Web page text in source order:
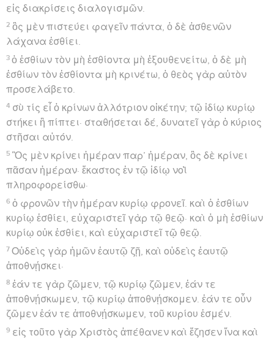
εἰς διακρίσεις διαλογισμῶν.
2 ὃς μὲν πιστεύει φαγεῖν πάντα, ὁ δὲ ἀσθενῶν
λάχανα ἐσθίει.
3 ὁ ἐσθίων τὸν μὴ ἐσθίοντα μὴ ἐξουθενείτω, ὁ δὲ μὴ
ἐσθίων τὸν ἐσθίοντα μὴ κρινέτω, ὁ θεὸς γὰρ αὐτὸν
προσελάβετο.
4 σὺ τίς εἶ ὁ κρίνων ἀλλότριον οἰκέτην; τῷ ἰδίῳ κυρίῳ
στήκει ἢ πίπτει· σταθήσεται δέ, δυνατεῖ γὰρ ὁ κύριος
στῆσαι αὐτόν.
5 Ὃς μὲν κρίνει ἡμέραν παρ’ ἡμέραν, ὃς δὲ κρίνει
πᾶσαν ἡμέραν· ἕκαστος ἐν τῷ ἰδίῳ νοῒ
πληροφορείσθω·
6 ὁ φρονῶν τὴν ἡμέραν κυρίῳ φρονεῖ. καὶ ὁ ἐσθίων
κυρίῳ ἐσθίει, εὐχαριστεῖ γὰρ τῷ θεῷ· καὶ ὁ μὴ ἐσθίων
κυρίῳ οὐκ ἐσθίει, καὶ εὐχαριστεῖ τῷ θεῷ.
7 Οὐδεὶς γὰρ ἡμῶν ἑαυτῷ ζῇ, καὶ οὐδεὶς ἑαυτῷ
ἀποθνῄσκει·
8 ἐάν τε γὰρ ζῶμεν, τῷ κυρίῳ ζῶμεν, ἐάν τε
ἀποθνῄσκωμεν, τῷ κυρίῳ ἀποθνῄσκομεν. ἐάν τε οὖν
ζῶμεν ἐάν τε ἀποθνῄσκωμεν, τοῦ κυρίου ἐσμέν.
9 εἰς τοῦτο γὰρ Χριστὸς ἀπέθανεν καὶ ἔζησεν ἵνα καὶ